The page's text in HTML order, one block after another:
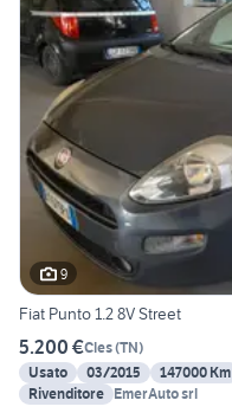
9
Fiat Punto 1.2 8V Street
5.200 €Cles(TN)
Usato
03/2015 147000 Km
Rivenditore EmerAuto srl